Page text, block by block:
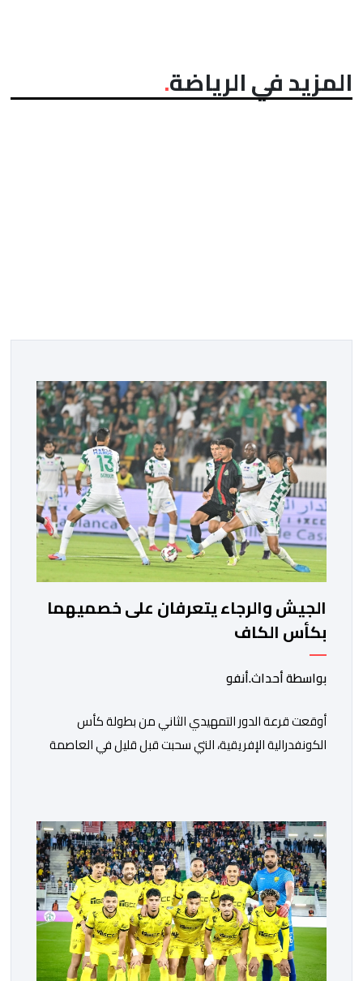
المزيد في الرياضة
الجيش والرجاء يتعرفان على خصميهما
بكأس الكاف
بواسطة أحداث.أنفو
أوقعت قرعة الدور التمهيدي الثاني من بطولة كأس
الكونفدرالية الإفريقية، التي سحبت قبل قليل في العاصمة
ووسط القارة. ​وسيكون نادي الرجاء الرياضي على موعد مع
مواجهة المتأهل من المباراة التي تجمع بين إيل كانيمي
واريورز النيجيري ونادي أوديب ممثل […]